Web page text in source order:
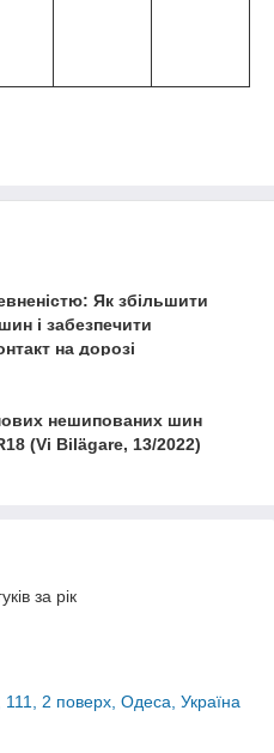
Як збільшити
і забезпечити
на дорозі
нешипованих шин
(Vi Bilägare, 13/2022)
за рік
2 поверх, Одеса, Україна